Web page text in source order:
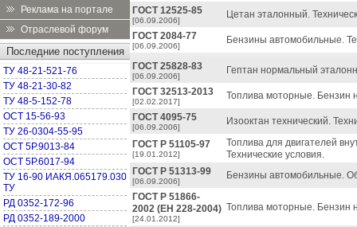
Реклама на портале
Отраслевой форум
Последние поступления
ТУ 48-21-521-76
ТУ 48-21-30-82
ТУ 48-5-152-78
ОСТ 15-56-93
ТУ 26-0304-55-95
ОСТ 5Р.9013-84
ОСТ 5Р.6017-94
ТУ 16-90 ИАКЯ.065179.030
ТУ
РД 0352-172-96
РД 0352-189-2000
ГОСТ 12525-85
[06.09.2006]
Цетан эталонный.
ГОСТ 2084-77
[06.09.2006]
Бензины автомобильные.
ГОСТ 25828-83
[06.09.2006]
Гептан нормальный
ГОСТ 32513-2013
[02.02.2017]
Топлива моторные. Бензин
ГОСТ 4095-75
[06.09.2006]
Изооктан технический.
ГОСТ Р 51105-97
[19.01.2012]
Топлива для двигателей
Технические условия.
ГОСТ Р 51313-99
[06.09.2006]
Бензины автомобильные.
ГОСТ Р 51866-
2002 (ЕН 228-2004)
[24.01.2012]
Топлива моторные. Бензин